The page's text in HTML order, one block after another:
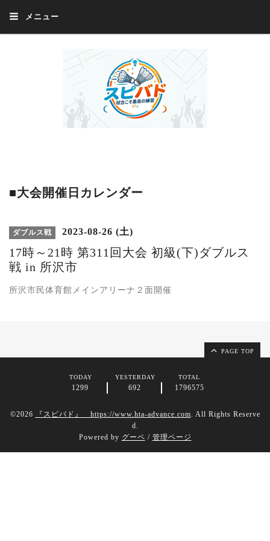
メニュー
■大会開催日カレンダー
ダブルス戦 2023-08-26 (土)
17時～21時 第311回大会 初級(下)ダブルス
戦 in 所沢市
所沢市民体育館メインアリーナ２面開催
PAGE TOP
TODAY
1299
YESTERDAY
692
TOTAL
1796575
©2026 『スピバド』 https://www.hta-advance.com. All Rights Reserve
d.
Powered by グーペ / 管理ページ